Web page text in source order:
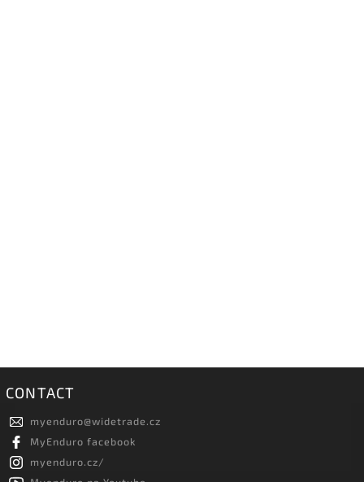
CONTACT
myenduro@widetrade.cz
MyEnduro facebook
myenduro.cz/